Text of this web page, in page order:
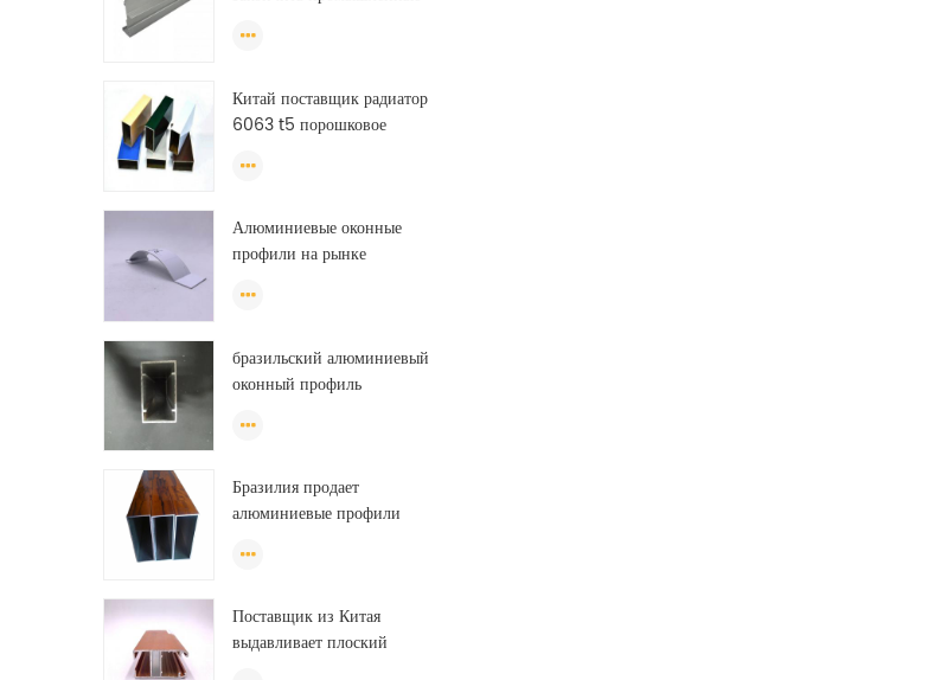
экструзии
Китай поставщик радиатор
6063 t5 порошковое
профиля окно
Алюминиевые оконные
профили на рынке
бразильский алюминиевый
оконный профиль
алюминиевый оконный
Бразилия продает
алюминиевые профили
изготовления
окон.
Поставщик из Китая
выдавливает плоский